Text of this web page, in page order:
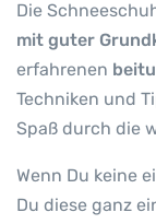
Die
mit guter
erfahrenen
Techniken und
Spaß durch die
Wenn Du keine
Du diese ganz